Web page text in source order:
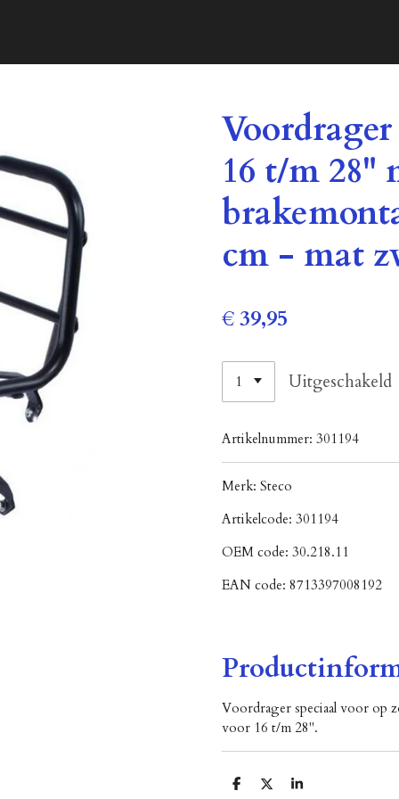
16 t/m 28"
cm - mat
€ 39,95
Uitgeschakeld
Artikelnummer: 301194
Merk: Steco
Artikelcode: 301194
OEM code: 30.218.11
EAN code: 8713397008192
Voordrager speciaal voor op
voor 16 t/m 28".
D
D
S